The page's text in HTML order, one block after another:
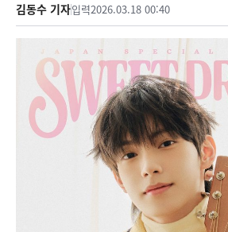
김동수 기자입력2026.03.18 00:40